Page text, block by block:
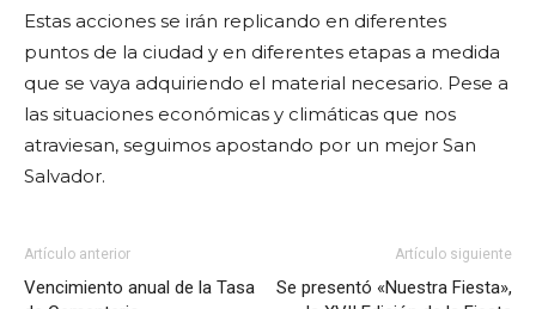
Estas acciones se irán replicando en diferentes
puntos de la ciudad y en diferentes etapas a medida
que se vaya adquiriendo el material necesario. Pese a
las situaciones económicas y climáticas que nos
atraviesan, seguimos apostando por un mejor San
Salvador.
Artículo anterior
Vencimiento anual de la Tasa
Artículo siguiente
Se presentó «Nuestra Fiesta»,